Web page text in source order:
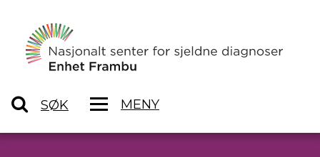
SØK MENY